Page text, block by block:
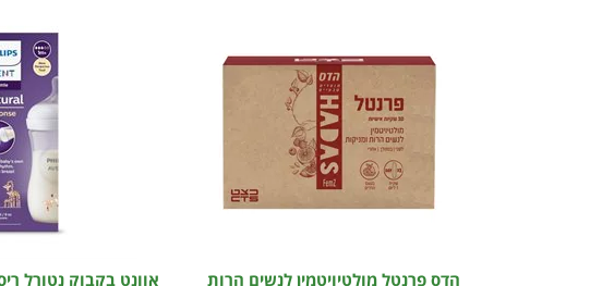
הדס פרנטל מולטיויטמין לנשים הרות